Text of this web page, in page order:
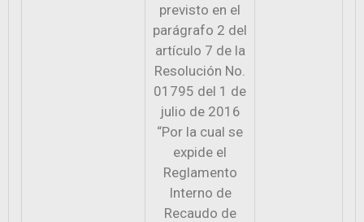
previsto en el
parágrafo 2 del
artículo 7 de la
Resolución No.
01795 del 1 de
julio de 2016
“Por la cual se
expide el
Reglamento
Interno de
Recaudo de